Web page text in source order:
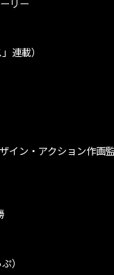
連載）
イン・アクション作画
）